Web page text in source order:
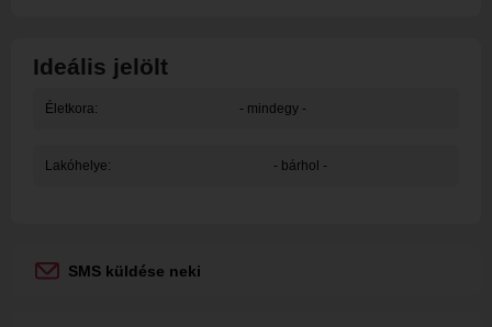
Ideális jelölt
Életkora: - mindegy -
Lakóhelye: - bárhol -
SMS küldése neki